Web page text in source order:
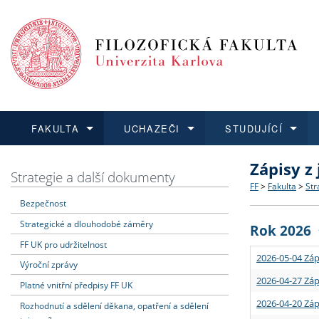
FAKULTA
Dozvědět se více
Struktura
Strategie
Podpora
UCHAZEČI
Podat přihlášku
Co
Učitelské
STUDUJÍCÍ
Dozvědět se více
Rigorózní
Dozvědět se více
O vědě a
Granty a
Dozvědět se více
Aktuální
Strategie a další dokumenty
Bezpečnost
Strategické a dlouhodobé záměry
FF UK pro udržitelnost
Výroční zprávy
Platné vnitřní předpisy FF UK
Rozhodnutí a sdělení děkana, opatření a sdělení
Zápisy
FF > Fakulta >
Rok 2026
2026-05-04
2026-04-27
2026-04-20